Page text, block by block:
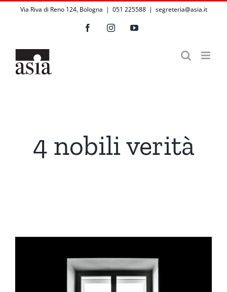
Via Riva di Reno 124, Bologna | 051 225588 | segreteria@asia.it
FacebookInstagramYouTube
4 nobili verità